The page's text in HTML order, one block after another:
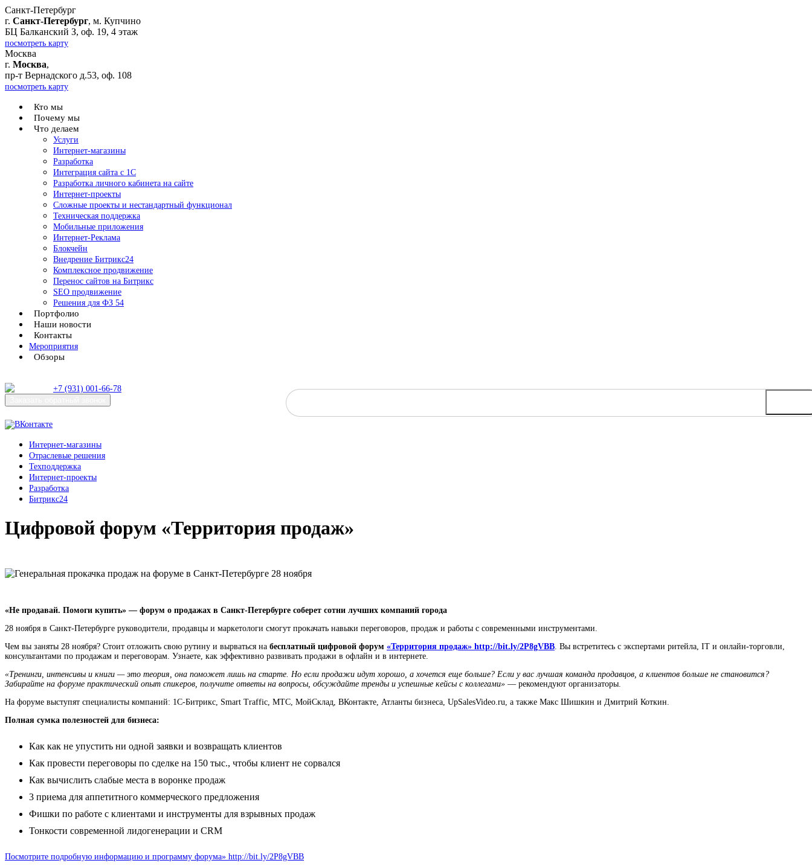
Санкт-Петербург
г. Санкт-Петербург, м. Купчино
БЦ Балканский З, оф. 19, 4 этаж
посмотреть карту
Москва
г. Москва,
пр-т Вернадского д.53, оф. 108
посмотреть карту
Кто мы
Почему мы
Что делаем
Услуги
Интернет-магазины
Разработка
Интеграция сайта с 1С
Разработка личного кабинета на сайте
Интернет-проекты
Сложные проекты и нестандартный функционал
Teхническая поддержка
Мобильные приложения
Интернет-Реклама
Блокчейн
Внедрение Битрикс24
Комплексное продвижение
Перенос сайтов на Битрикс
SEO продвижение
Решения для ФЗ 54
Портфолио
Наши новости
Контакты
Мероприятия
Обзоры
+7 (931) 001-66-78
Интернет-магазины
Отраслевые решения
Техподдержка
Интернет-проекты
Разработка
Битрикс24
Цифровой форум «Территория продаж»
«Не продавай. Помоги купить» — форум о продажах в Санкт-Петербурге соберет сотни лучших компаний города
28 ноября в Санкт-Петербурге руководители, продавцы и маркетологи смогут прокачать навыки переговоров, продаж и работы с современными инструментами.
Чем вы заняты 28 ноября? Стоит отложить свою рутину и вырваться на бесплатный цифровой форум «Территория продаж» http://bit.ly/2P8gVBB . Вы встретитесь с экспертами ритейла, IT и онлайн-торговли,
консультантами по продажам и переговорам. Узнаете, как эффективно развивать продажи в офлайн и в интернете.
«Тренинги, интенсивы и книги — это теория, она поможет лишь на старте. Но если продажи идут хорошо, а хочется еще больше? Если у вас лучшая команда продавцов, а клиентов больше не становится?
Забирайте на форуме практический опыт спикеров, получите ответы на вопросы, обсуждайте тренды и успешные кейсы с коллегами» — рекомендуют организаторы.
На форуме выступят специалисты компаний: 1С-Битрикс, Smart Traffic, МТС, МойСклад, ВКонтакте, Атланты бизнеса, UpSalesVideo.ru, а также Макс Шишкин и Дмитрий Коткин.
Полная сумка полезностей для бизнеса:
Как как не упустить ни одной заявки и возвращать клиентов
Как провести переговоры по сделке на 150 тыс., чтобы клиент не сорвался
Как вычислить слабые места в воронке продаж
3 приема для аппетитного коммерческого предложения
Фишки по работе с клиентами и инструменты для взрывных продаж
Тонкости современной лидогенерации и CRM
Посмотрите подробную информацию и программу форума» http://bit.ly/2P8gVBB